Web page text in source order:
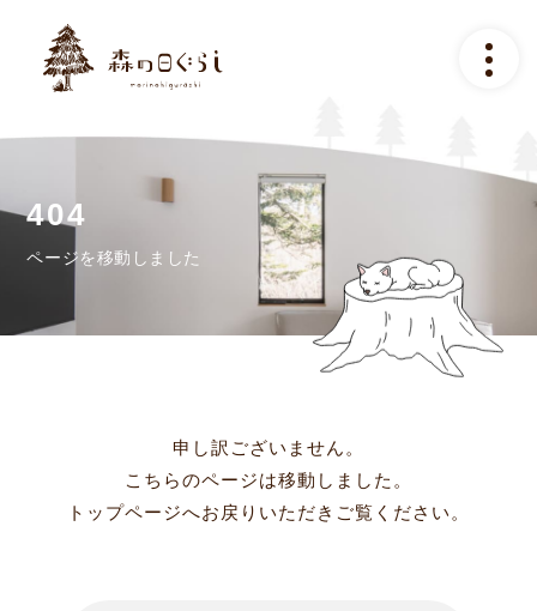
コンセプト
施設のご案内
アクセス
ご予約について
よくある質問
ギャラリー
ページを移動しました
申し訳ございません。
こちらのページは移動しました。
トップページへお戻りいただきご覧ください。